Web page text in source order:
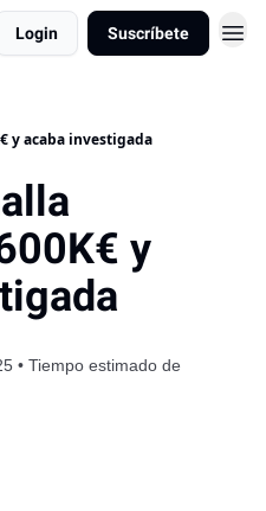
Login Suscríbete
y acaba investigada
y
• Tiempo estimado de